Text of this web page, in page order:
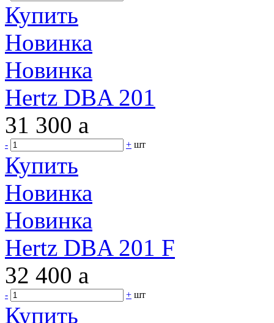
Купить
Новинка
Новинка
Hertz DBA 201
31 300 a
- + шт
Купить
Новинка
Новинка
Hertz DBA 201 F
32 400 a
- + шт
Купить